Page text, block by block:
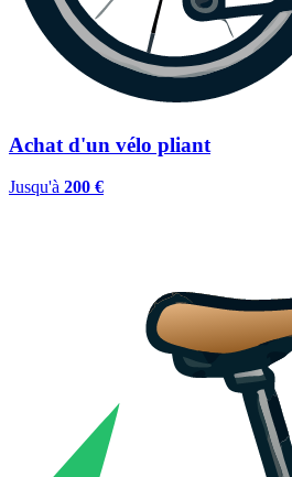
Achat d'un vélo pliant
Jusqu'à 200 €